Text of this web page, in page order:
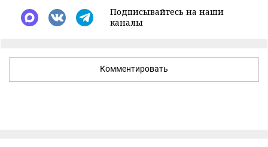
Подписывайтесь на наши
каналы
Комментировать